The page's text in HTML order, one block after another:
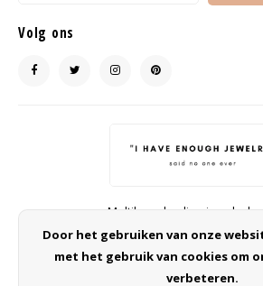
Volg ons
Multibrand online jewelry
info@ohsohip.nl
Door het gebruiken van onze
met het gebruik van cookies om
verbeteren.